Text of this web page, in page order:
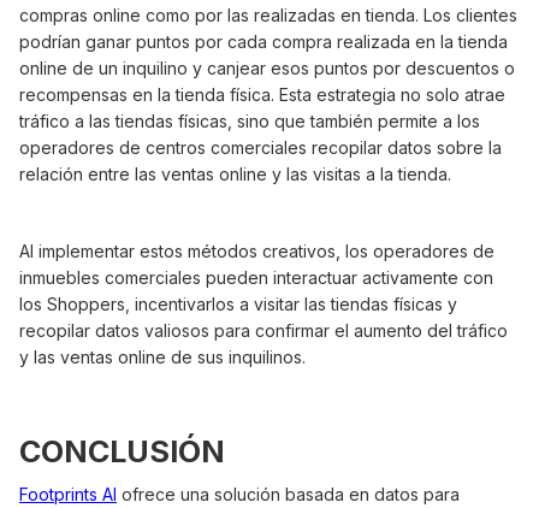
compras online como por las realizadas en tienda. Los clientes
podrían ganar puntos por cada compra realizada en la tienda
online de un inquilino y canjear esos puntos por descuentos o
recompensas en la tienda física. Esta estrategia no solo atrae
tráfico a las tiendas físicas, sino que también permite a los
operadores de centros comerciales recopilar datos sobre la
relación entre las ventas online y las visitas a la tienda.
AI implementar estos métodos creativos, los operadores de
inmuebles comerciales pueden interactuar activamente con
los Shoppers, incentivarlos a visitar las tiendas físicas y
recopilar datos valiosos para confirmar el aumento del tráfico
y las ventas online de sus inquilinos.
CONCLUSIÓN
Footprints AI ofrece una solución basada en datos para